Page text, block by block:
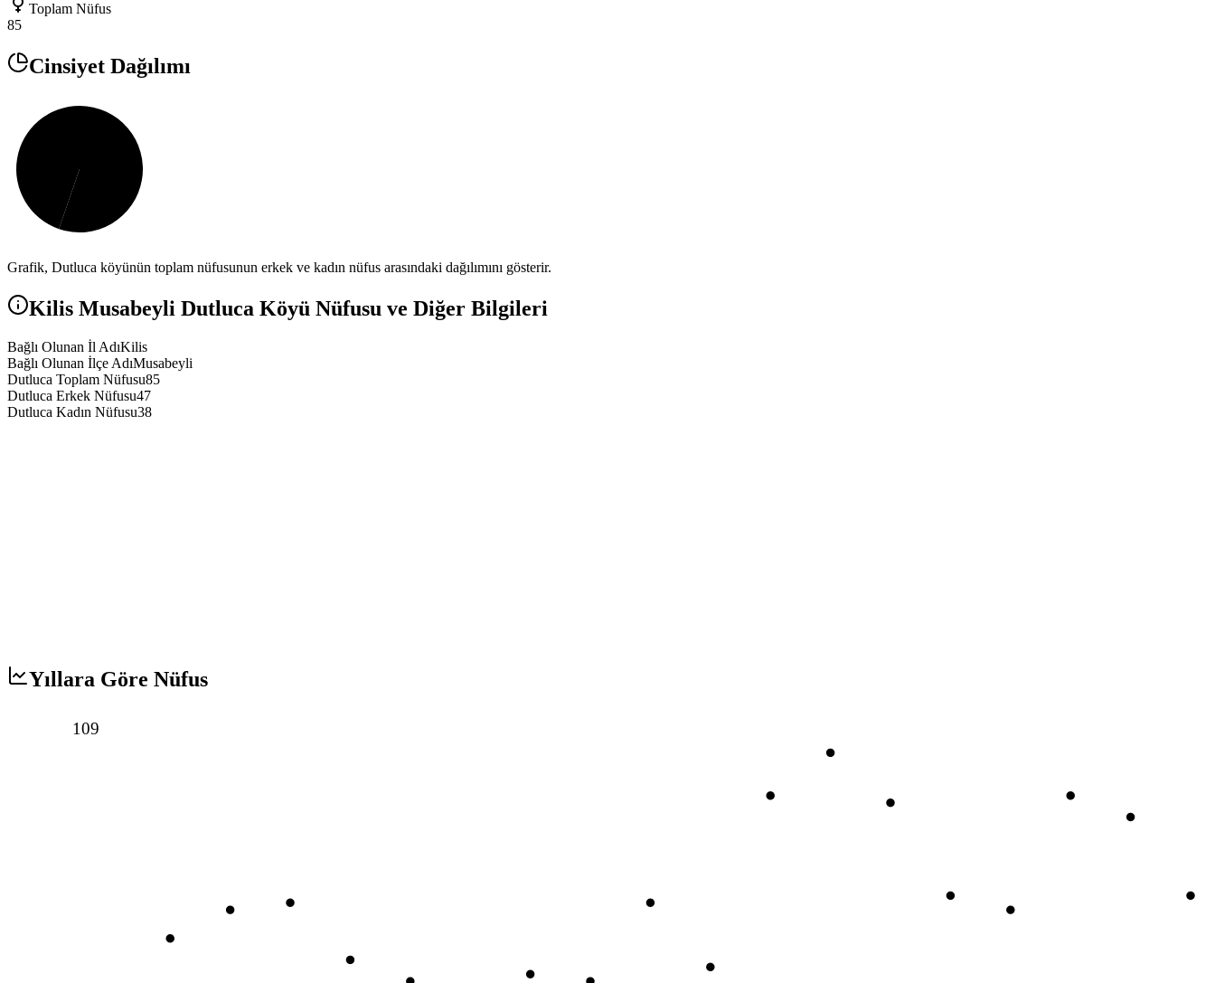
Toplam Nüfus
85
Cinsiyet Dağılımı
Grafik, Dutluca köyünün toplam nüfusunun erkek ve kadın nüfus arasındaki dağılımını gösterir.
Kilis Musabeyli Dutluca Köyü Nüfusu ve Diğer Bilgileri
Bağlı Olunan İl AdıKilis
Bağlı Olunan İlçe AdıMusabeyli
Dutluca Toplam Nüfusu85
Dutluca Erkek Nüfusu47
Dutluca Kadın Nüfusu38
Yıllara Göre Nüfus
109